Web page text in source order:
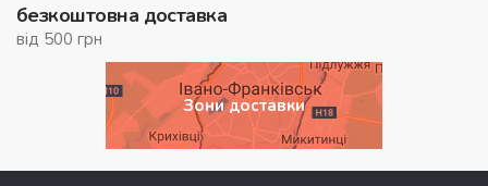
безкоштовна доставка
від 500 грн
Зони доставки